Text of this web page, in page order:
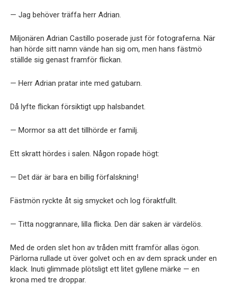
— Jag behöver träffa herr Adrian.
Miljonären Adrian Castillo poserade just för fotograferna. När
han hörde sitt namn vände han sig om, men hans fästmö
ställde sig genast framför flickan.
— Herr Adrian pratar inte med gatubarn.
Då lyfte flickan försiktigt upp halsbandet.
— Mormor sa att det tillhörde er familj.
Ett skratt hördes i salen. Någon ropade högt:
— Det där är bara en billig förfalskning!
Fästmön ryckte åt sig smycket och log föraktfullt.
— Titta noggrannare, lilla flicka. Den där saken är värdelös.
Med de orden slet hon av tråden mitt framför allas ögon.
Pärlorna rullade ut över golvet och en av dem sprack under en
klack. Inuti glimmade plötsligt ett litet gyllene märke — en
krona med tre droppar.